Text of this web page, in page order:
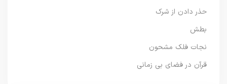
حذر دادن از شرک
بطش
نجات فلک مشحون
قرآن در فضای بی زمانی